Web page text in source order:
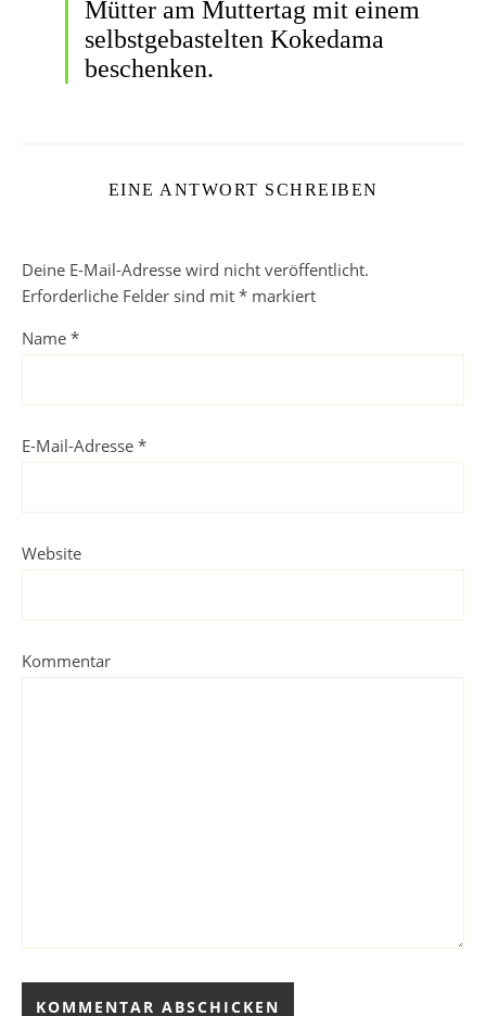
Mütter am Muttertag mit einem
selbstgebastelten Kokedama
beschenken.
EINE ANTWORT SCHREIBEN
Deine E-Mail-Adresse wird nicht veröffentlicht.
Erforderliche Felder sind mit * markiert
Name *
E-Mail-Adresse *
Website
Kommentar